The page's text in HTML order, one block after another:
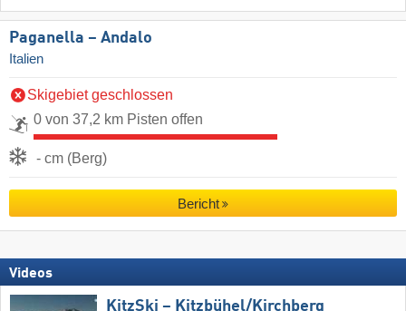
Paganella – Andalo
Italien
Skigebiet geschlossen
0 von 37,2 km Pisten offen
- cm (Berg)
Bericht
Videos
KitzSki – Kitzbühel/​Kirchberg